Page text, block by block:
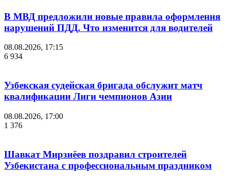
В МВД предложили новые правила оформления
нарушений ПДД. Что изменится для водителей
08.08.2026, 17:15
6 934
Узбекская судейская бригада обслужит матч
квалификации Лиги чемпионов Азии
08.08.2026, 17:00
1 376
Шавкат Мирзиёев поздравил строителей
Узбекистана с профессиональным праздником